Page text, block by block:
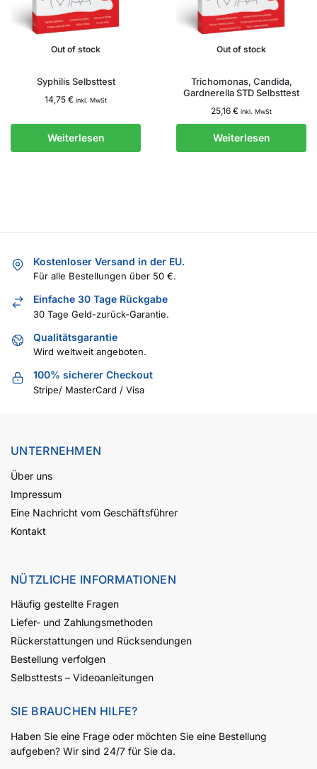
Out of stock
Syphilis Selbsttest
14,75 € inkl. MwSt
Weiterlesen
Out of stock
Trichomonas, Candida,
Gardnerella STD Selbsttest
25,16 € inkl. MwSt
Weiterlesen
Kostenloser Versand in der EU.
Für alle Bestellungen über 50 €.
Einfache 30 Tage Rückgabe
30 Tage Geld-zurück-Garantie.
Qualitätsgarantie
Wird weltweit angeboten.
100% sicherer Checkout
Stripe/ MasterCard / Visa
UNTERNEHMEN
Über uns
Impressum
Eine Nachricht vom Geschäftsführer
Kontakt
NÜTZLICHE INFORMATIONEN
Häufig gestellte Fragen
Liefer- und Zahlungsmethoden
Rückerstattungen und Rücksendungen
Bestellung verfolgen
Selbsttests – Videoanleitungen
SIE BRAUCHEN HILFE?
Haben Sie eine Frage oder möchten Sie eine Bestellung
aufgeben? Wir sind 24/7 für Sie da.